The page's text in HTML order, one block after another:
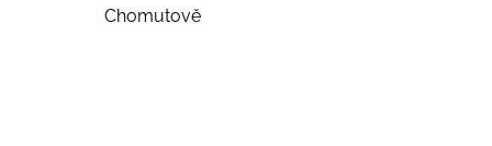
Chomutově